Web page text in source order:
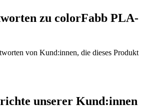
zu colorFabb PLA-
von Kund:innen, die dieses Produkt
unserer Kund:innen